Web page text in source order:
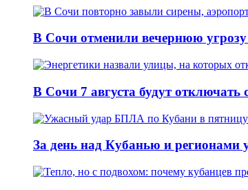
В Сочи отменили вечернюю
В Сочи 7 августа будут отключать
За день над Кубанью и регионами